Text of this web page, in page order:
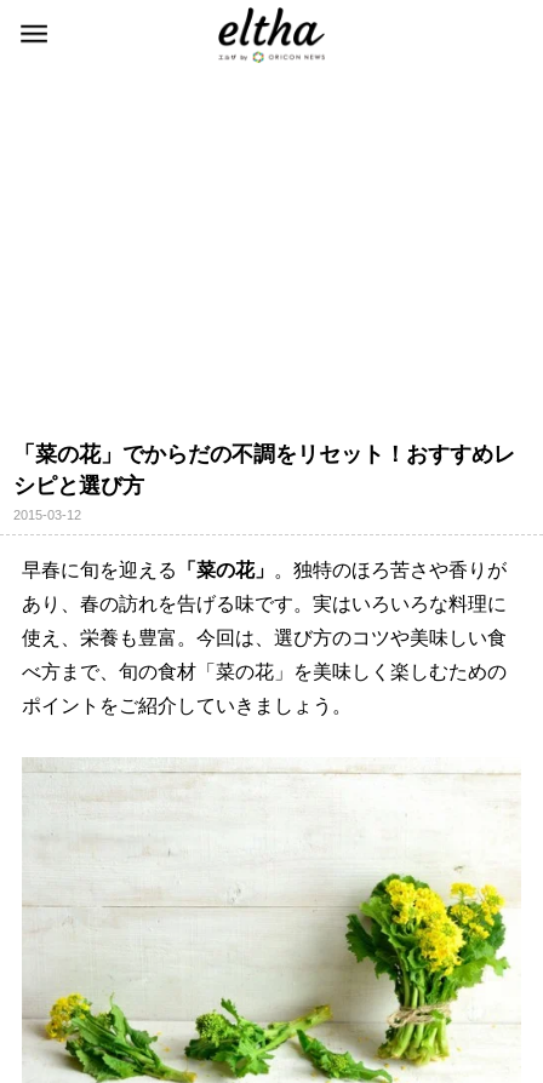
「菜の花」でからだの不調をリセット！おすすめレ
シピと選び方
2015-03-12
早春に旬を迎える 「菜の花」 。独特のほろ苦さや香りが
あり、春の訪れを告げる味です。実はいろいろな料理に
使え、栄養も豊富。今回は、選び方のコツや美味しい食
べ方まで、旬の食材「菜の花」を美味しく楽しむための
ポイントをご紹介していきましょう。